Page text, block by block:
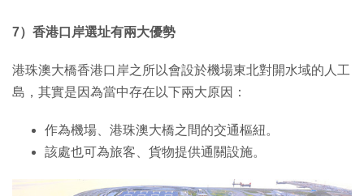
7）香港口岸選址有兩大優勢
港珠澳大橋香港口岸之所以會設於機場東北對開水域的人工
島，其實是因為當中存在以下兩大原因：
作為機場、港珠澳大橋之間的交通樞紐。
該處也可為旅客、貨物提供通關設施。